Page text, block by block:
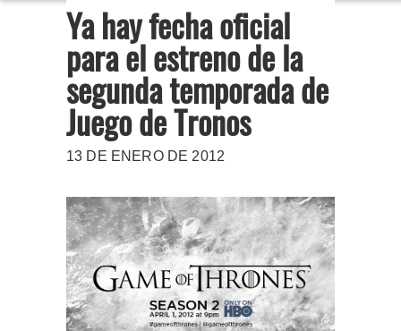
Ya hay fecha oficial
para el estreno de la
segunda temporada de
Juego de Tronos
13 DE ENERO DE 2012